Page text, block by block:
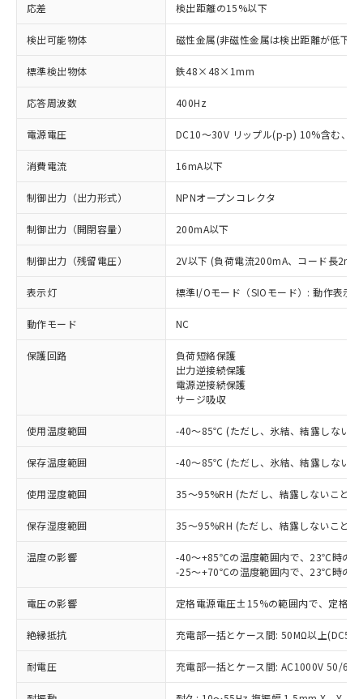
応差 検出距離の15%以下
検出可能物体 磁性金属(非磁性金属は検出距離が低下し
標準検出物体 鉄48×48×1mm
応答周波数 400Hz
電源電圧 DC10～30V リップル(p-p) 10%含む、
消費電流 16mA以下
制御出力（出力形式） NPNオープンコレクタ
制御出力（開閉容量） 200mA以下
制御出力（残留電圧） 2V以下 (負荷電流200mA、コード長2m
表示灯 標準I/Oモード（SIOモード）: 動作表示
動作モード NC
保護回路
負荷短絡保護
出力逆接続保護
電源逆接続保護
サージ吸収
使用温度範囲 -40～85℃ (ただし、氷結、結露しないこ
保存温度範囲 -40～85℃ (ただし、氷結、結露しないこ
使用湿度範囲 35～95%RH (ただし、結露しないこと)
保存湿度範囲 35～95%RH (ただし、結露しないこと)
温度の影響
-40～+85℃の温度範囲内で、23℃時の
-25～+70℃の温度範囲内で、23℃時の
電圧の影響 定格電源電圧±15%の範囲内で、定格
絶縁抵抗 充電部一括とケース間: 50MΩ以上
耐電圧 充電部一括とケース間: AC1000V 50/
ご利用条件
以下の条件をお読みいただき、同意のうえ
ご利用ください。
本サービスは、当社制御機器事業取扱
商品の当社在庫状況および標準価格
(税抜)を提供させていただくもので
当社制御機器事業取扱商品の中には、
本サービスの対象外となる商品もある
在庫状況および標準価格照会結果は、
記載している更新日時点での社内デー
※1 対応状況
対応済み：EU RoHS指令（10物質）の
非含有に対応した製品が提供可能な商品で
す。
対応予定：EU RoHS指令（10物質）の非含
有に対応した製品に切り替える予定のある
対応予定なし：EU RoHS指令（10物質）の
非含有に非対応の商品で、対応品を出す予
定はありません。
非含有の対応状況を調査中または確認中の
非該当品：ライセンス料など無形物で、有
害物質有無と関係のない商品です。
仕入先様の事情により、非含有部品として
いたものが、含有品と判明した場合などや
むを得ず変更することがあります。
※1 中国RoHS○×表
「○」：最大均質材料含有率が中国RoHSの
基準値以下であることを示します。
「×」：最大均質材料含有率が中国RoHSの
基準値を超えていることを示します。
「－」：未確認です。当社販売部門へお問
い合わせください。
当社は、これら貴社製品のうち、外国
為替および外国貿易法に定める商品
（以下｢規制貨物等」という）を輸出